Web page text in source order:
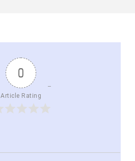
0
Article Rating